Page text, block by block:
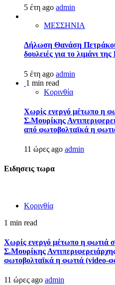
5 έτη ago admin
ΜΕΣΣΗΝΙΑ
Δήλωση Θανάση
δουλειές για το λιμάνι
5 έτη ago admin
1 min read
Κορινθία
Χωρίς ενεργό μέτωπο η
Σ.Μουρίκης
από φωτοβολταϊκά η
11 ώρες ago admin
Ειδησεις τωρα
Κορινθία
1 min read
Χωρίς ενεργό μέτωπο η φωτιά
Σ.Μουρίκης
φωτοβολταϊκά η φωτιά (video-
11 ώρες ago admin